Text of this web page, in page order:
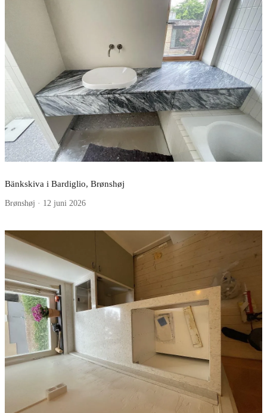
Bänkskiva i Bardiglio, Brønshøj
Brønshøj · 12 juni 2026